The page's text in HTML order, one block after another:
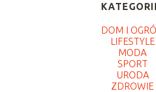
DOM I
LIFESTYLE
MODA
SPORT
URODA
ZDROWIE